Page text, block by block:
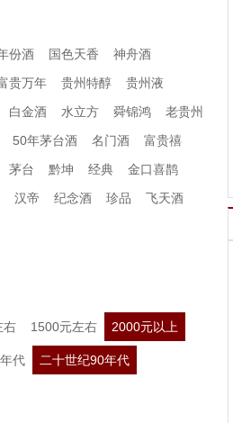
份酒 国色天香
神舟酒
贵万年 贵州特醇
贵州液
白金酒 水立方 舜锦鸿
老贵州
50年茅台酒 名门酒
富贵禧
茅台 黔坤 经典
金口喜鹊
汉帝 纪念酒 珍品
飞天酒
右 1500元左右 2000元以上
代
二十世纪90年代